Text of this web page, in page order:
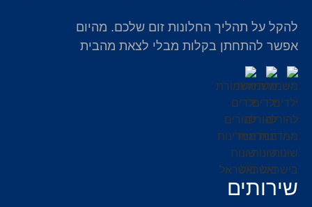
להקל על תהליך החלונות זום שלכם. מהיום
אפשר להתחתן בקלות מבלי לצאת מהבית
שירותים